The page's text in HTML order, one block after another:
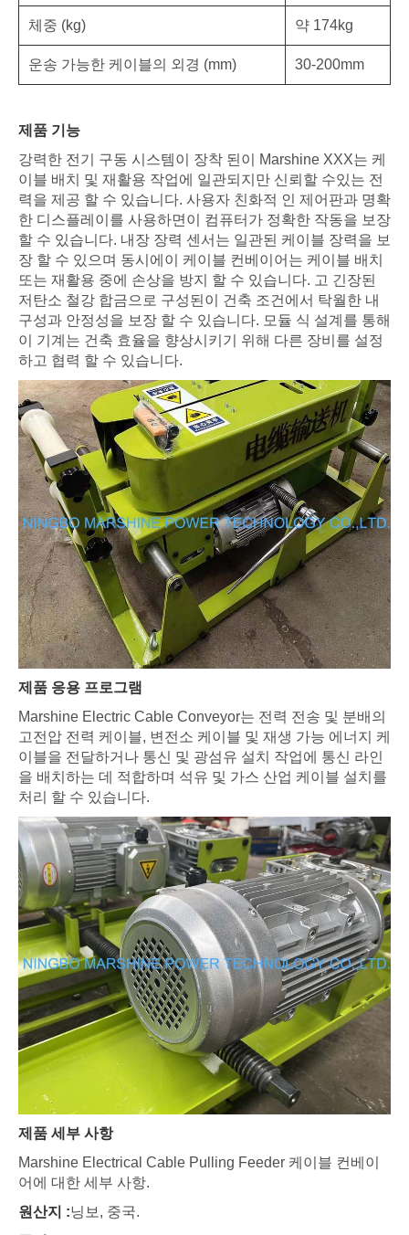
체중 (kg) 약 174kg
운송 가능한 케이블의 외경 (mm) 30-200mm
제품 기능
강력한 전기 구동 시스템이 장착 된이 Marshine XXX는 케
이블 배치 및 재활용 작업에 일관되지만 신뢰할 수있는 전
력을 제공 할 수 있습니다. 사용자 친화적 인 제어판과 명확
한 디스플레이를 사용하면이 컴퓨터가 정확한 작동을 보장
할 수 있습니다. 내장 장력 센서는 일관된 케이블 장력을 보
장 할 수 있으며 동시에이 케이블 컨베이어는 케이블 배치
또는 재활용 중에 손상을 방지 할 수 있습니다. 고 긴장된
저탄소 철강 합금으로 구성된이 건축 조건에서 탁월한 내
구성과 안정성을 보장 할 수 있습니다. 모듈 식 설계를 통해
이 기계는 건축 효율을 향상시키기 위해 다른 장비를 설정
하고 협력 할 수 있습니다.
제품 응용 프로그램
Marshine Electric Cable Conveyor는 전력 전송 및 분배의
고전압 전력 케이블, 변전소 케이블 및 재생 가능 에너지 케
이블을 전달하거나 통신 및 광섬유 설치 작업에 통신 라인
을 배치하는 데 적합하며 석유 및 가스 산업 케이블 설치를
처리 할 수 있습니다.
제품 세부 사항
Marshine Electrical Cable Pulling Feeder 케이블 컨베이
어에 대한 세부 사항.
원산지 :닝보, 중국.